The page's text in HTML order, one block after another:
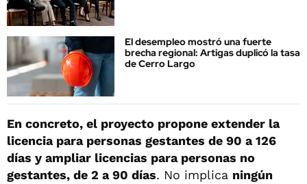
El desempleo mostró una fuerte
brecha regional: Artigas duplicó la tasa
de Cerro Largo
En concreto, el proyecto propone extender la
licencia para personas gestantes de 90 a 126
días y ampliar licencias para personas no
gestantes, de 2 a 90 días. No implica ningún